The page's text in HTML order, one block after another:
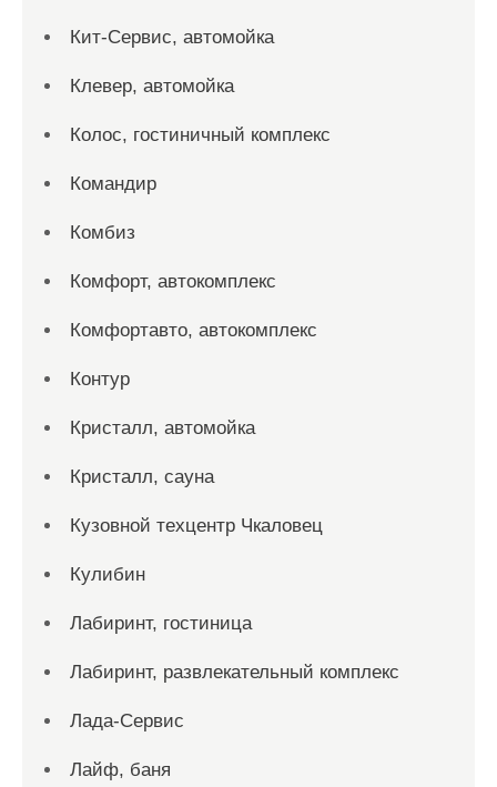
Кит-Сервис, автомойка
Клевер, автомойка
Колос, гостиничный комплекс
Командир
Комбиз
Комфорт, автокомплекс
Комфортавто, автокомплекс
Контур
Кристалл, автомойка
Кристалл, сауна
Кузовной техцентр Чкаловец
Кулибин
Лабиринт, гостиница
Лабиринт, развлекательный комплекс
Лада-Сервис
Лайф, баня